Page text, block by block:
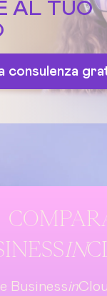
AL TUO
consulenza
IN
Businessin